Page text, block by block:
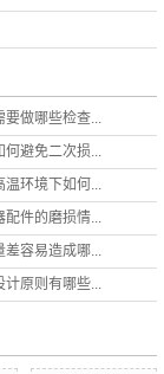
要做哪些检查...
何避免二次损...
温环境下如何...
配件的磨损情...
差容易造成哪...
计原则有哪些...